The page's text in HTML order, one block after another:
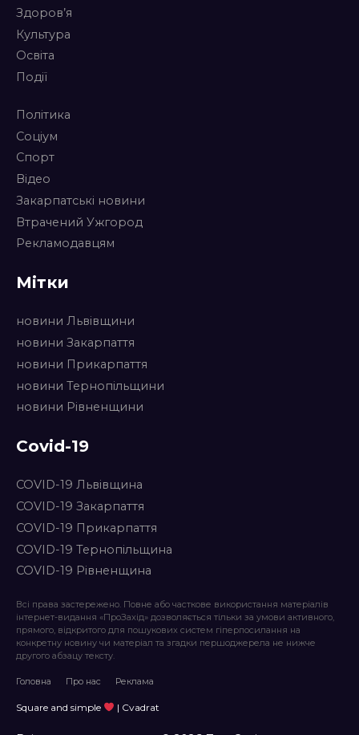
Здоров’я
Культура
Освіта
Події
Політика
Соціум
Спорт
Відео
Закарпатські новини
Втрачений Ужгород
Рекламодавцям
Мітки
новини Львівщини
новини Закарпаття
новини Прикарпаття
новини Тернопільщини
новини Рівненщини
Covid-19
COVID-19 Львівщина
COVID-19 Закарпаття
COVID-19 Прикарпаття
COVID-19 Тернопільщина
COVID-19 Рівненщина
Всі права застережено. Повне або часткове використання матеріалів
інтернет-видання «ПроЗахід» дозволяється тільки за умови активного,
прямого, відкритого для пошукових систем гіперпосилання на
конкретну новину чи матеріал та згадки першоджерела не нижче
другого абзацу тексту.
Головна Про нас Реклама
Square and simple | Cvadrat